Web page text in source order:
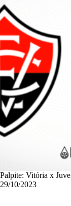
Palpite: Vitória x
29/10/2023